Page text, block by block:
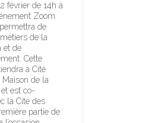
février de 14h à
Zoom
de
de la
et de
Cette
à Cité
de la
est co-
la Cité des
partie de